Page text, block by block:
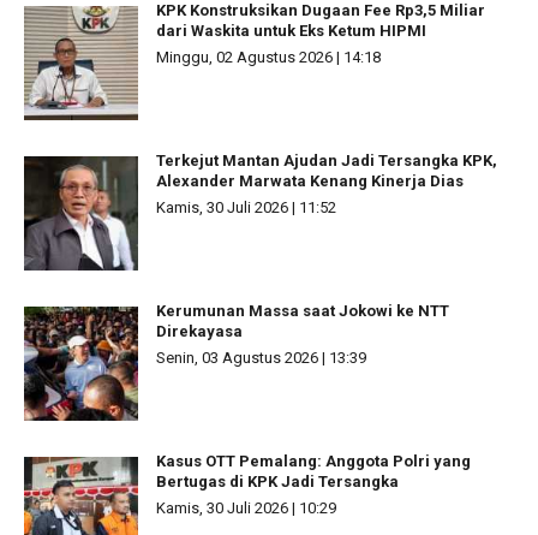
KPK Konstruksikan Dugaan Fee Rp3,5 Miliar
dari Waskita untuk Eks Ketum HIPMI
Minggu, 02 Agustus 2026 | 14:18
Terkejut Mantan Ajudan Jadi Tersangka KPK,
Alexander Marwata Kenang Kinerja Dias
Kamis, 30 Juli 2026 | 11:52
Kerumunan Massa saat Jokowi ke NTT
Direkayasa
Senin, 03 Agustus 2026 | 13:39
Kasus OTT Pemalang: Anggota Polri yang
Bertugas di KPK Jadi Tersangka
Kamis, 30 Juli 2026 | 10:29